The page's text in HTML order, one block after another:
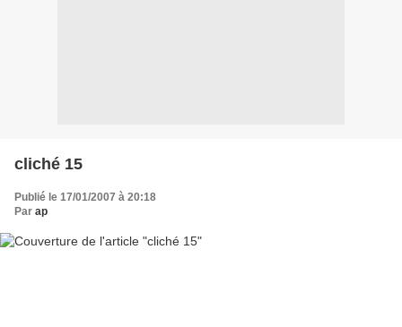
cliché 15
Publié le 17/01/2007 à 20:18
Par ap